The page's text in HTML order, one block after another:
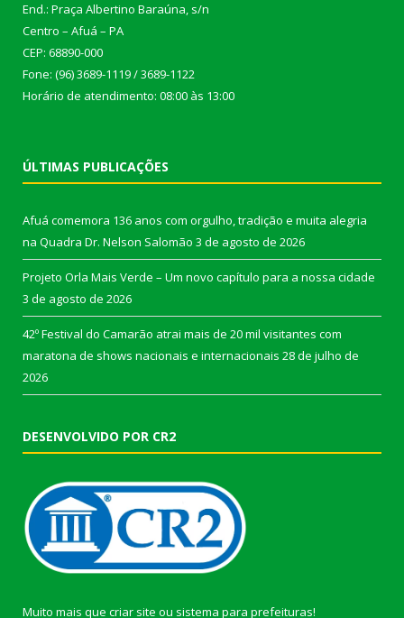
End.: Praça Albertino Baraúna, s/n
Centro – Afuá – PA
CEP: 68890-000
Fone: (96) 3689-1119 / 3689-1122
Horário de atendimento: 08:00 às 13:00
ÚLTIMAS PUBLICAÇÕES
Afuá comemora 136 anos com orgulho, tradição e muita alegria
na Quadra Dr. Nelson Salomão 3 de agosto de 2026
Projeto Orla Mais Verde – Um novo capítulo para a nossa cidade
3 de agosto de 2026
42º Festival do Camarão atrai mais de 20 mil visitantes com
maratona de shows nacionais e internacionais 28 de julho de
2026
DESENVOLVIDO POR CR2
Muito mais que criar site ou sistema para prefeituras!